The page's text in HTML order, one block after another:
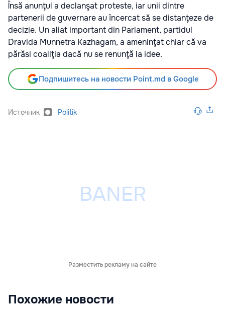
Însă anunţul a declanşat proteste, iar unii dintre
partenerii de guvernare au încercat să se distanţeze de
decizie. Un aliat important din Parlament, partidul
Dravida Munnetra Kazhagam, a ameninţat chiar că va
părăsi coaliţia dacă nu se renunţă la idee.
Подпишитесь на новости Point.md в Google
Источник Politik
Разместить рекламу на сайте
Похожие новости